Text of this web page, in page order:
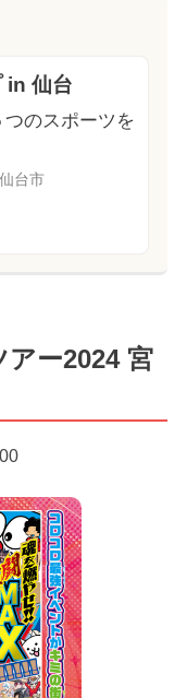
in 仙台
つのスポーツを
台市
アー2024 宮